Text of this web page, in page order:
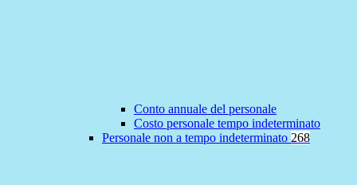
Conto annuale del personale
Costo personale tempo indeterminato
Personale non a tempo indeterminato 268